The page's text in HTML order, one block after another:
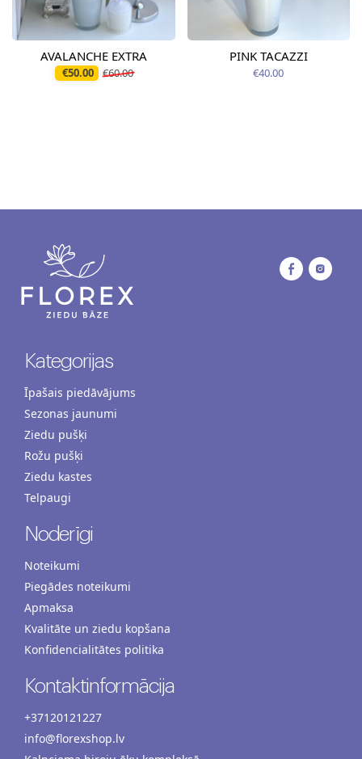
AVALANCHE EXTRA
€50.00 €60.00
PINK TACAZZI
€40.00
Kategorijas
Īpašais piedāvājums
Sezonas jaunumi
Ziedu pušķi
Rožu pušķi
Ziedu kastes
Telpaugi
Noderīgi
Noteikumi
Piegādes noteikumi
Apmaksa
Kvalitāte un ziedu kopšana
Konfidencialitātes politika
Kontaktinformācija
+37120121227
info@florexshop.lv